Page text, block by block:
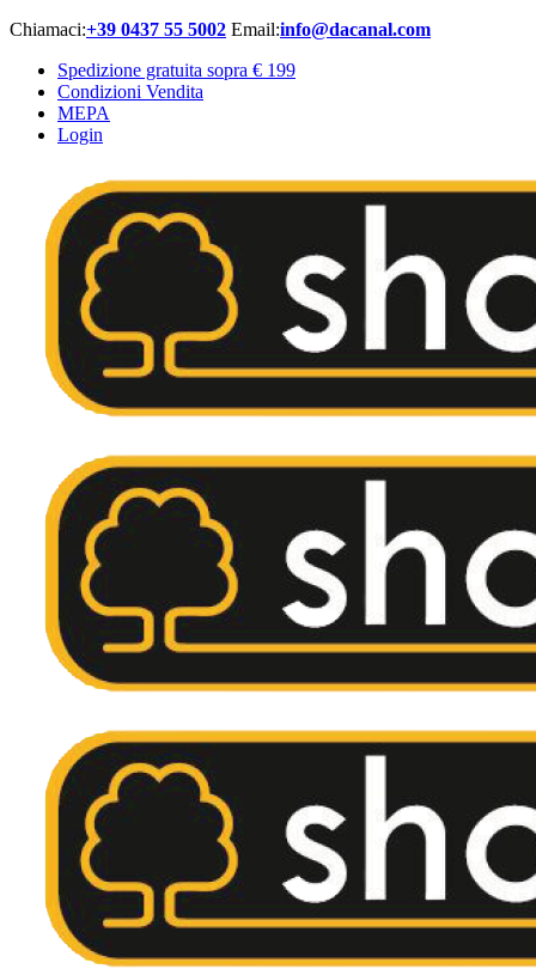
Chiamaci:+39 0437 55 5002 Email:info@dacanal.com
Spedizione gratuita sopra € 199
Condizioni Vendita
MEPA
Login